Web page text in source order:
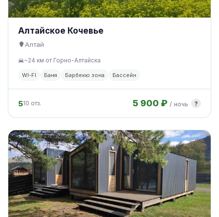
Алтайское Кочевье
Алтай
~24 км от Горно-Алтайска
WI-FI Баня Барбекю зона Бассейн
510 отз. 5 900 ₽ / ночь ?